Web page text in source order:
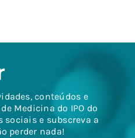
conteúdos e
Medicina do IPO do
sociais e subscreva a
perder nada!